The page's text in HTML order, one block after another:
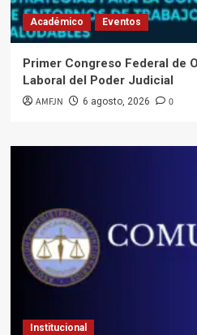
Académico Eventos
Primer Congreso Federal de
Laboral del Poder Judicial
AMFJN 6 agosto, 2026 0
Institucional